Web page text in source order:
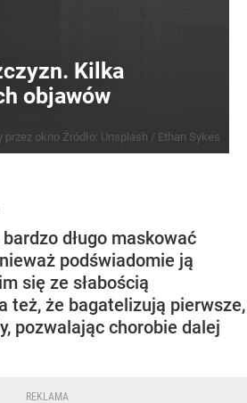
Kilka
objawów
przez okno Źródło: Unsplash / Ethan Sykes
długo maskować
podświadomie ją
się ze słabością
też, że bagatelizują pierwsze,
pozwalając chorobie dalej